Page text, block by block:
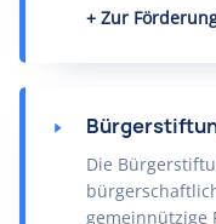
Zur
Die
gemeinnützige